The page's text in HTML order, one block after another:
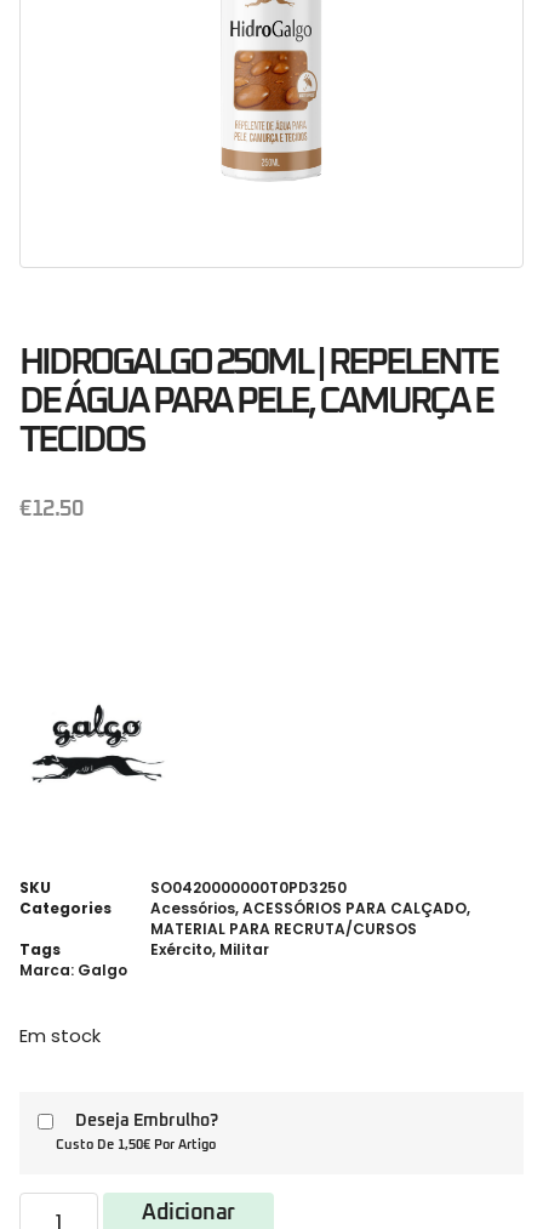
HIDROGALGO 250ML | REPELENTE
DE ÁGUA PARA PELE, CAMURÇA E
TECIDOS
€12.50
SKU
SO0420000000T0PD3250
Categories
Acessórios,ACESSÓRIOS PARA CALÇADO,
MATERIAL PARA RECRUTA/CURSOS
Tags
Exército, Militar
Marca: Galgo
Em stock
Deseja Embrulho?
Custo De 1,50€ Por Artigo
Adicionar